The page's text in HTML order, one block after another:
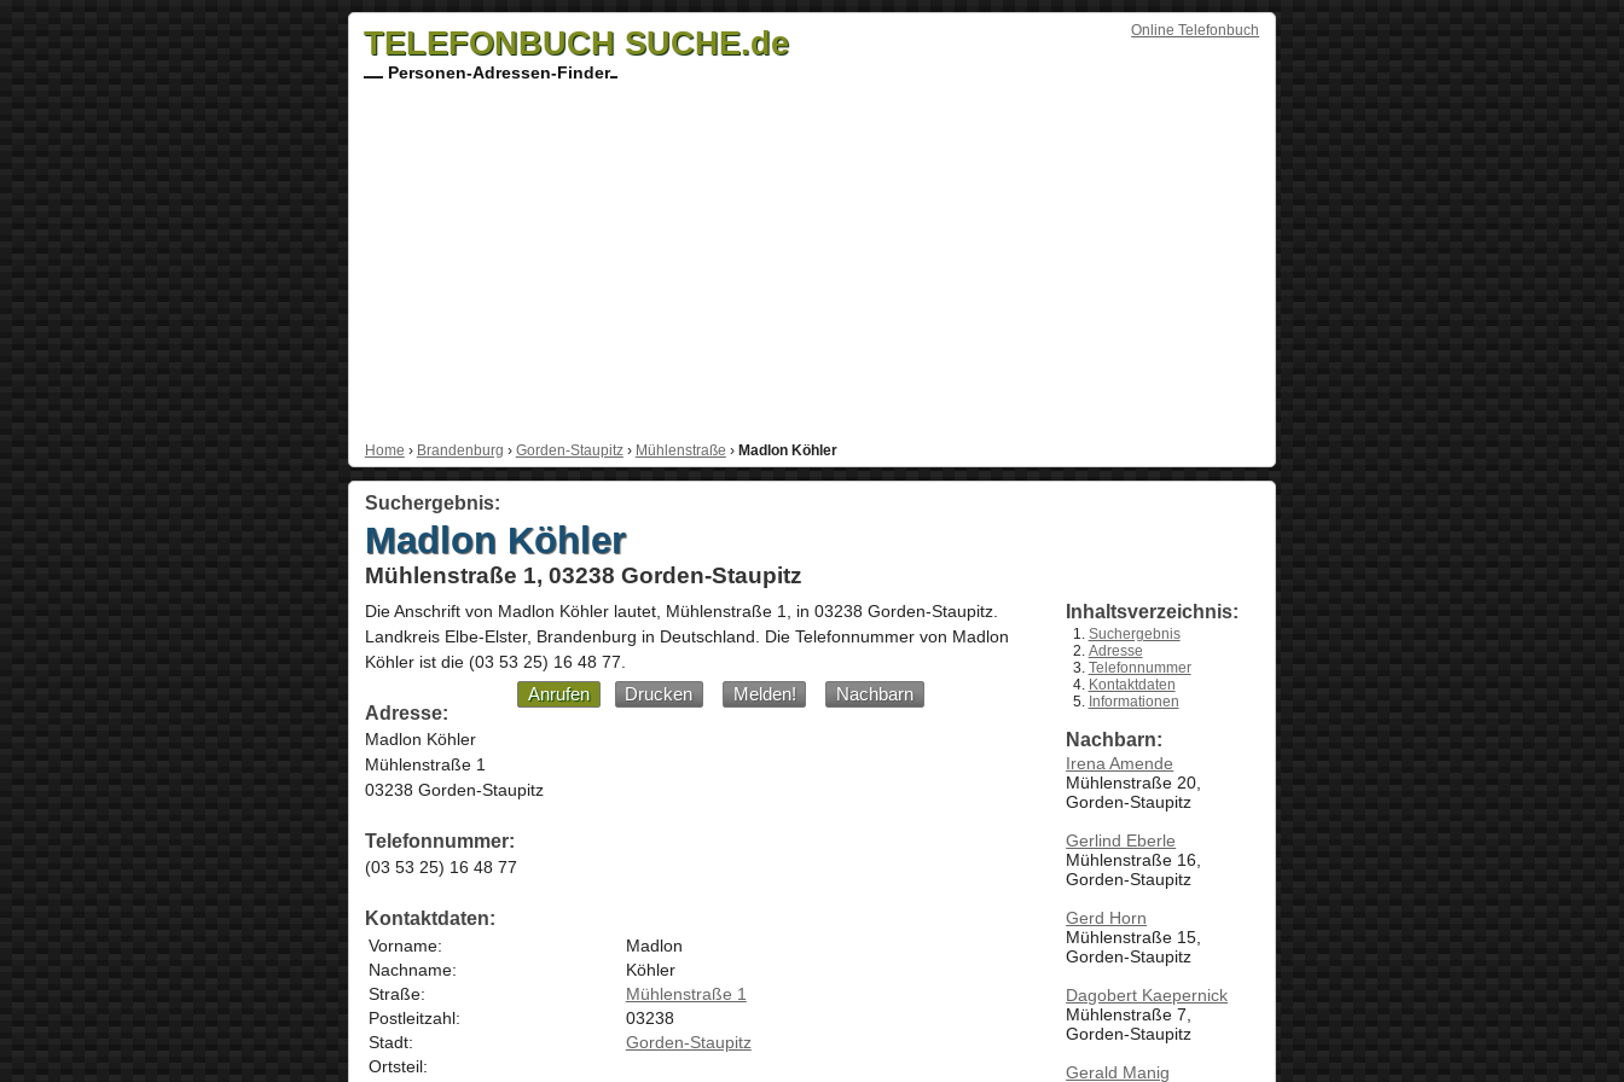
Online Telefonbuch
TELEFONBUCH SUCHE.de
Personen-Adressen-Finder
Home › Brandenburg › Gorden-Staupitz› Mühlenstraße › Madlon Köhler
Suchergebnis:
Madlon Köhler
Mühlenstraße 1, 03238 Gorden-Staupitz
Die Anschrift von Madlon Köhlerlautet, Mühlenstraße 1 , in 03238 Gorden-Staupitz.
Landkreis Elbe-Elster, Brandenburg in Deutschland
Die Telefonnummer von Madlon
Köhler ist die (03 53 25) 16 48 77
Anrufen Drucken Melden!
Nachbarn
Adresse:
Madlon Köhler
Mühlenstraße 1
03238 Gorden-Staupitz
Telefonnummer:
(03 53 25) 16 48 77
Kontaktdaten:
Vorname:
Madlon
Nachname:
Köhler
Straße:
Mühlenstraße 1
Postleitzahl:
03238
Stadt:
Gorden-Staupitz
Ortsteil:
Inhaltsverzeichnis:
Suchergebnis
Adresse
Telefonnummer
Kontaktdaten
Informationen
Nachbarn:
Irena Amende
Mühlenstraße 20,
Gorden-Staupitz
Gerlind Eberle
Mühlenstraße 16,
Gorden-Staupitz
Gerd Horn
Mühlenstraße 15,
Gorden-Staupitz
Dagobert Kaepernick
Mühlenstraße 7,
Gorden-Staupitz
Gerald Manig